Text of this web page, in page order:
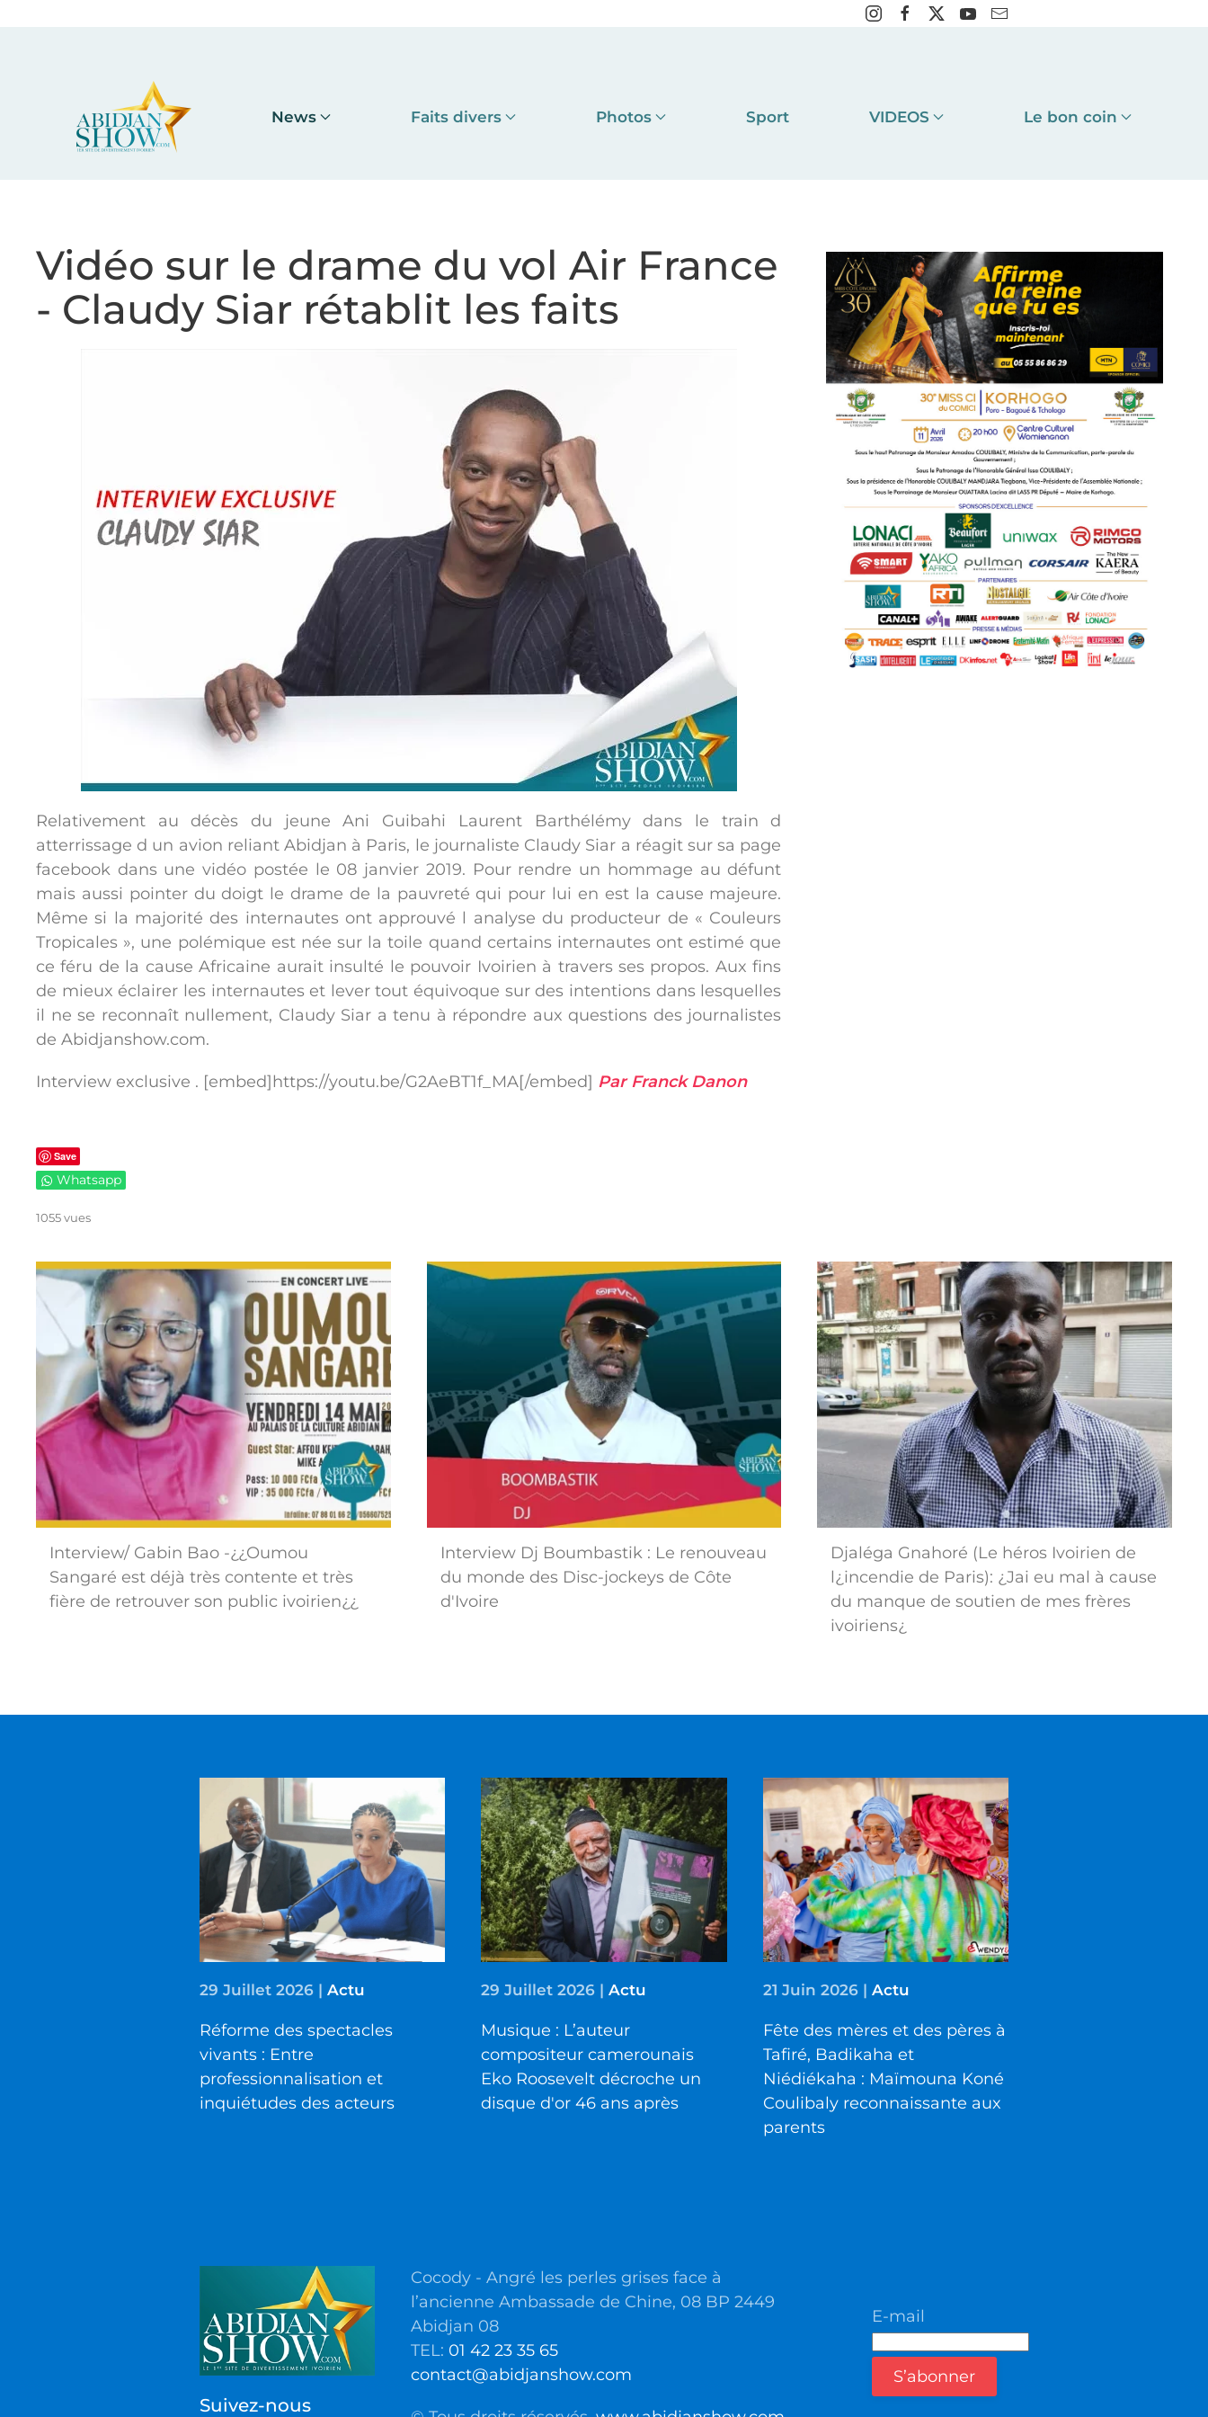
News Faits divers Photos Sport VIDEOS Le bon coin
Vidéo sur le drame du vol Air France
- Claudy Siar rétablit les faits
Relativement au décès du jeune Ani Guibahi Laurent Barthélémy dans le train d
atterrissage d un avion reliant Abidjan à Paris, le journaliste Claudy Siar a réagit sur sa page
facebook dans une vidéo postée le 08 janvier 2019. Pour rendre un hommage au défunt
mais aussi pointer du doigt le drame de la pauvreté qui pour lui en est la cause majeure.
Même si la majorité des internautes ont approuvé l analyse du producteur de « Couleurs
Tropicales », une polémique est née sur la toile quand certains internautes ont estimé que
ce féru de la cause Africaine aurait insulté le pouvoir Ivoirien à travers ses propos. Aux fins
de mieux éclairer les internautes et lever tout équivoque sur des intentions dans lesquelles
il ne se reconnaît nullement, Claudy Siar a tenu à répondre aux questions des journalistes
de Abidjanshow.com.
Interview exclusive . [embed]https://youtu.be/G2AeBT1f_MA[/embed] Par Franck Danon
Save
Whatsapp
1055 vues
Interview/ Gabin Bao -¿¿Oumou
Sangaré est déjà très contente et très
fière de retrouver son public ivoirien¿¿
Interview Dj Boumbastik : Le renouveau
du monde des Disc-jockeys de Côte
d'Ivoire
Djaléga Gnahoré (Le héros Ivoirien de
l¿incendie de Paris): ¿Jai eu mal à cause
du manque de soutien de mes frères
ivoiriens¿
29 Juillet 2026 | Actu
Réforme des spectacles
vivants : Entre
professionnalisation et
inquiétudes des acteurs
29 Juillet 2026 |Actu
Musique : L’auteur
compositeur camerounais
Eko Roosevelt décroche un
disque d'or 46 ans après
21 Juin 2026| Actu
Fête des mères et des pères à
Tafiré, Badikaha et
Niédiékaha : Maïmouna Koné
Coulibaly reconnaissante aux
parents
Suivez-nous
Cocody - Angré les perles grises face à
l’ancienne Ambassade de Chine, 08 BP 2449
Abidjan 08
TEL: 01 42 23 35 65
contact@abidjanshow.com
E-mail
S’abonner